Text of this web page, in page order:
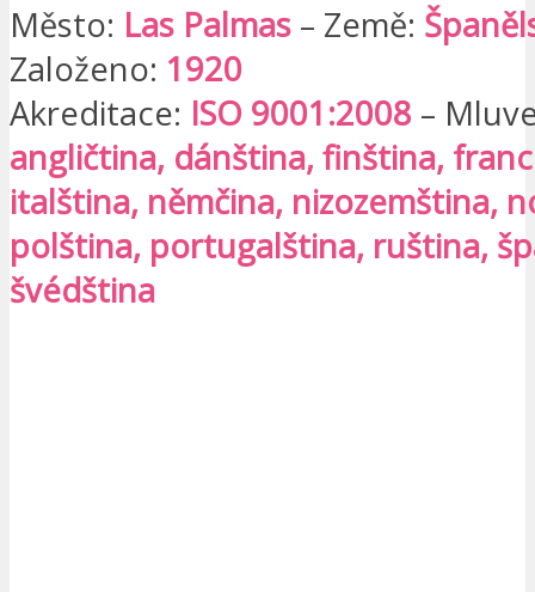
Město: Las Palmas – Země:
Založeno: 1920
Akreditace: ISO 9001:2008 –
angličtina, dánština, finština,
italština, němčina, nizozemština,
polština, portugalština, ruština,
švédština